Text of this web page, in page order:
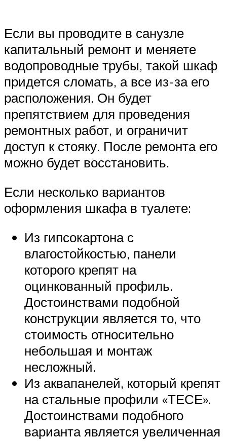
Если вы проводите в санузле
капитальный ремонт и меняете
водопроводные трубы, такой шкаф
придется сломать, а все из-за его
расположения. Он будет
препятствием для проведения
ремонтных работ, и ограничит
доступ к стояку. После ремонта его
можно будет восстановить.
Если несколько вариантов
оформления шкафа в туалете:
Из гипсокартона с
влагостойкостью, панели
которого крепят на
оцинкованный профиль.
Достоинствами подобной
конструкции является то, что
стоимость относительно
небольшая и монтаж
несложный.
Из аквапанелей, который крепят
на стальные профили «ТЕСЕ».
Достоинствами подобного
варианта является увеличенная